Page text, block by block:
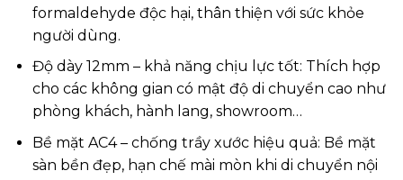
formaldehyde độc hại, thân thiện với sức khỏe
người dùng.
Độ dày 12mm – khả năng chịu lực tốt: Thích hợp
cho các không gian có mật độ di chuyển cao như
phòng khách, hành lang, showroom…
Bề mặt AC4 – chống trầy xước hiệu quả: Bề mặt
sàn bền đẹp, hạn chế mài mòn khi di chuyển nội